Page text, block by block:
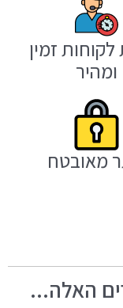
לקוחות זמין
ומהיר
מאובטח
האלה...